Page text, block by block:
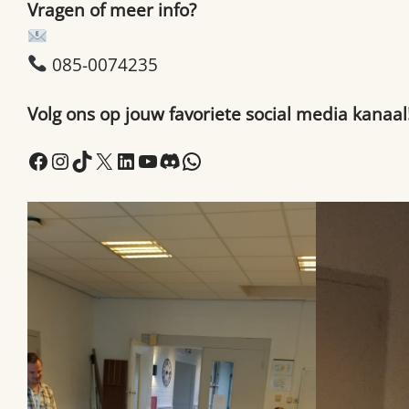
Vragen of meer info?
085-0074235
Volg ons op jouw favoriete social media
Facebook
Instagram
TikTok
X LinkedIn
YouTube
Discord
WhatsApp